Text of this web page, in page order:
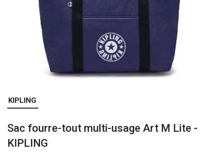
Skip
to
beginning
of
the
KIPLING
Sac fourre-tout multi-usage Art M Lite -
KIPLING